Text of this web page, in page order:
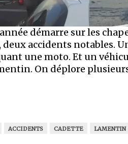
démarre sur les
accidents notables.
une moto. Et un
On déplore
ACCIDENTS CADETTE LAMENTIN